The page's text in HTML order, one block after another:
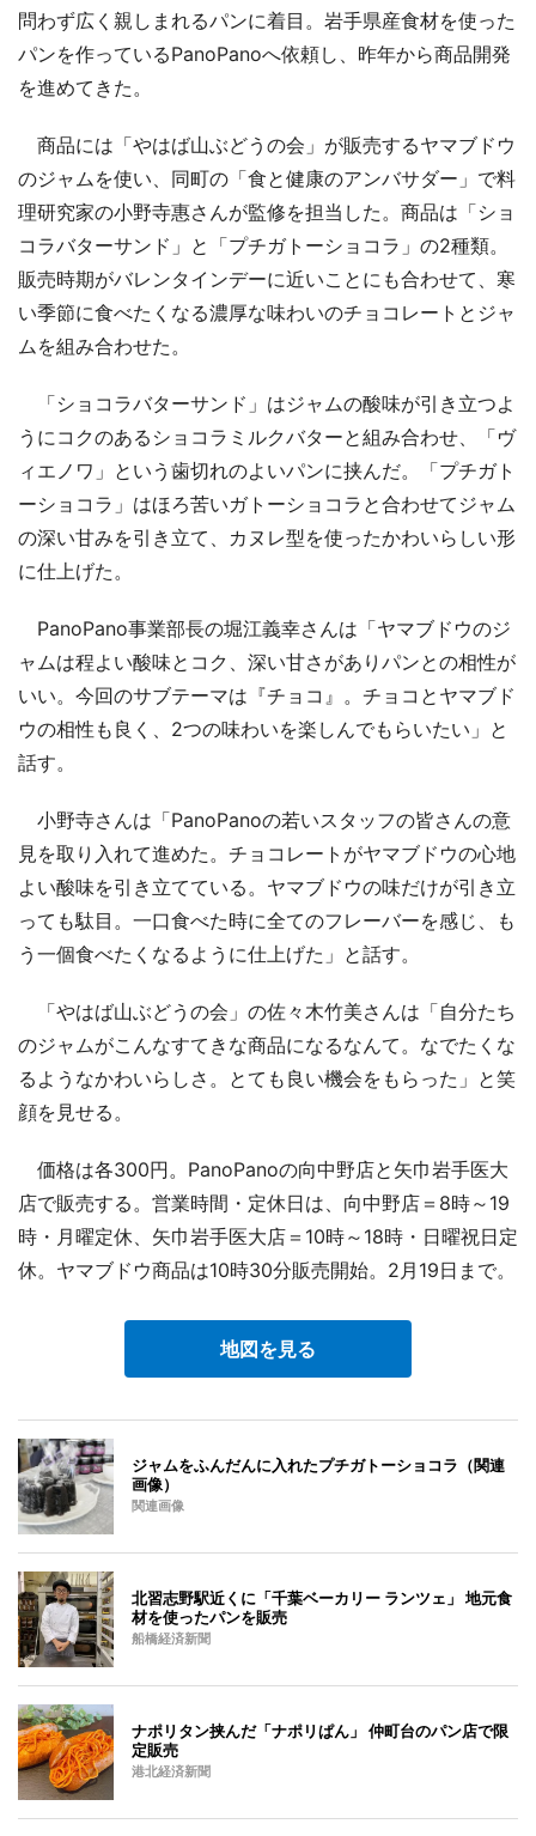
問わず広く親しまれるパンに着目。岩手県産食材を使った
パンを作っているPanoPanoへ依頼し、昨年から商品開発
を進めてきた。
商品には「やはば山ぶどうの会」が販売するヤマブドウ
のジャムを使い、同町の「食と健康のアンバサダー」で料
理研究家の小野寺惠さんが監修を担当した。商品は「ショ
コラバターサンド」と「プチガトーショコラ」の2種類。
販売時期がバレンタインデーに近いことにも合わせて、寒
い季節に食べたくなる濃厚な味わいのチョコレートとジャ
ムを組み合わせた。
「ショコラバターサンド」はジャムの酸味が引き立つよ
うにコクのあるショコラミルクバターと組み合わせ、「ヴ
ィエノワ」という歯切れのよいパンに挟んだ。「プチガト
ーショコラ」はほろ苦いガトーショコラと合わせてジャム
の深い甘みを引き立て、カヌレ型を使ったかわいらしい形
に仕上げた。
PanoPano事業部長の堀江義幸さんは「ヤマブドウのジ
ャムは程よい酸味とコク、深い甘さがありパンとの相性が
いい。今回のサブテーマは『チョコ』。チョコとヤマブド
ウの相性も良く、2つの味わいを楽しんでもらいたい」と
話す。
小野寺さんは「PanoPanoの若いスタッフの皆さんの意
見を取り入れて進めた。チョコレートがヤマブドウの心地
よい酸味を引き立てている。ヤマブドウの味だけが引き立
っても駄目。一口食べた時に全てのフレーバーを感じ、も
う一個食べたくなるように仕上げた」と話す。
「やはば山ぶどうの会」の佐々木竹美さんは「自分たち
のジャムがこんなすてきな商品になるなんて。なでたくな
るようなかわいらしさ。とても良い機会をもらった」と笑
顔を見せる。
価格は各300円。PanoPanoの向中野店と矢巾岩手医大
店で販売する。営業時間・定休日は、向中野店＝8時～19
時・月曜定休、矢巾岩手医大店＝10時～18時・日曜祝日定
休。ヤマブドウ商品は10時30分販売開始。2月19日まで。
地図を見る
ジャムをふんだんに入れたプチガトーショコラ（関連
画像）
関連画像
北習志野駅近くに「千葉ベーカリー ランツェ」 地元食
材を使ったパンを販売
船橋経済新聞
ナポリタン挟んだ「ナポリぱん」 仲町台のパン店で限
定販売
港北経済新聞